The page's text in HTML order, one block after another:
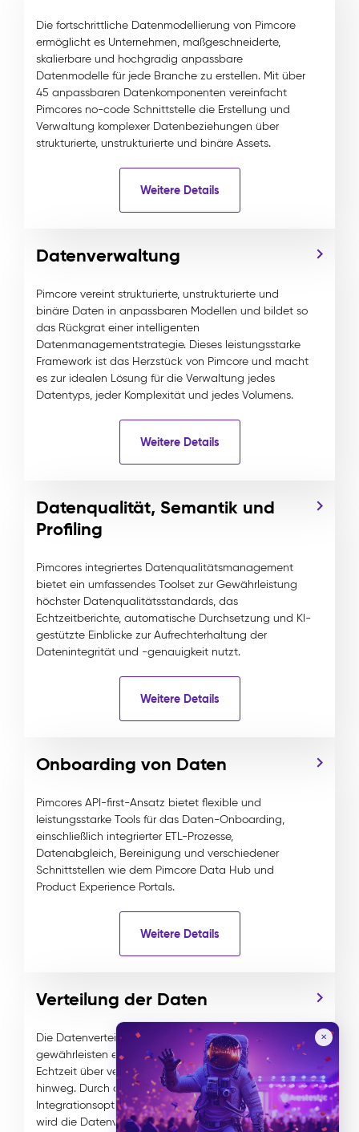
Die fortschrittliche Datenmodellierung von Pimcore
ermöglicht es Unternehmen, maßgeschneiderte,
skalierbare und hochgradig anpassbare
Datenmodelle für jede Branche zu erstellen. Mit über
45 anpassbaren Datenkomponenten vereinfacht
Pimcores no-code Schnittstelle die Erstellung und
Verwaltung komplexer Datenbeziehungen über
strukturierte, unstrukturierte und binäre Assets.
Weitere Details
Datenverwaltung
Pimcore vereint strukturierte, unstrukturierte und
binäre Daten in anpassbaren Modellen und bildet so
das Rückgrat einer intelligenten
Datenmanagementstrategie. Dieses leistungsstarke
Framework ist das Herzstück von Pimcore und macht
es zur idealen Lösung für die Verwaltung jedes
Datentyps, jeder Komplexität und jedes Volumens.
Weitere Details
Datenqualität, Semantik und
Profiling
Pimcores integriertes Datenqualitätsmanagement
bietet ein umfassendes Toolset zur Gewährleistung
höchster Datenqualitätsstandards, das
Echtzeitberichte, automatische Durchsetzung und KI-
gestützte Einblicke zur Aufrechterhaltung der
Datenintegrität und -genauigkeit nutzt.
Weitere Details
Onboarding von Daten
Pimcores API-first-Ansatz bietet flexible und
leistungsstarke Tools für das Daten-Onboarding,
einschließlich integrierter ETL-Prozesse,
Datenabgleich, Bereinigung und verschiedener
Schnittstellen wie dem Pimcore Data Hub und
Product Experience Portals.
Weitere Details
Verteilung der Daten
Die Datenverteilungsfunktionen von Pimcore
gewährleisten einen effizienten Datenaustausch in
Echtzeit über verschiedene Kanäle und Systeme
hinweg. Durch die Nutzung flexibler
Integrationsoptionen und automatisierter Workflows
wird die Datenverteilung rationalisiert und die
✕